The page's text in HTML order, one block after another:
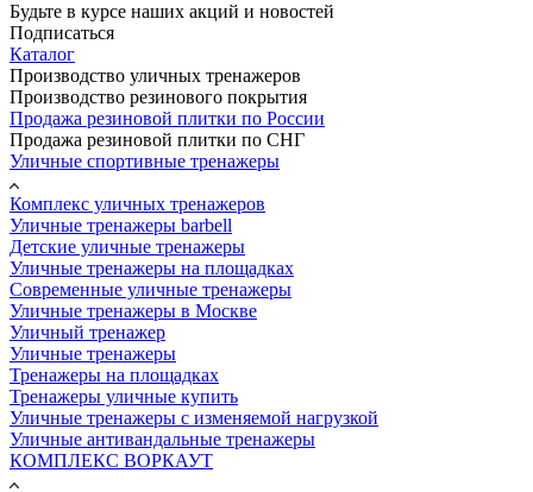
Будьте в курсе наших акций и новостей
Подписаться
Каталог
Производство уличных тренажеров
Производство резинового покрытия
Продажа резиновой плитки по России
Продажа резиновой плитки по СНГ
Уличные спортивные тренажеры
Комплекс уличных тренажеров
Уличные тренажеры barbell
Детские уличные тренажеры
Уличные тренажеры на площадках
Современные уличные тренажеры
Уличные тренажеры в Москве
Уличный тренажер
Уличные тренажеры
Тренажеры на площадках
Тренажеры уличные купить
Уличные тренажеры с изменяемой нагрузкой
Уличные антивандальные тренажеры
КОМПЛЕКС ВОРКАУТ